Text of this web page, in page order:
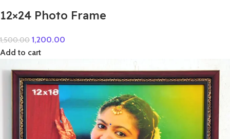
12×24 Photo Frame
1,500.00 1,200.00
Add to cart